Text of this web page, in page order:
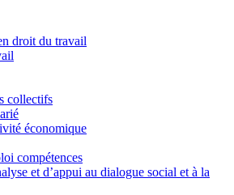
droit du travail
collectifs
économique
compétences
et d’appui au dialogue social et à la